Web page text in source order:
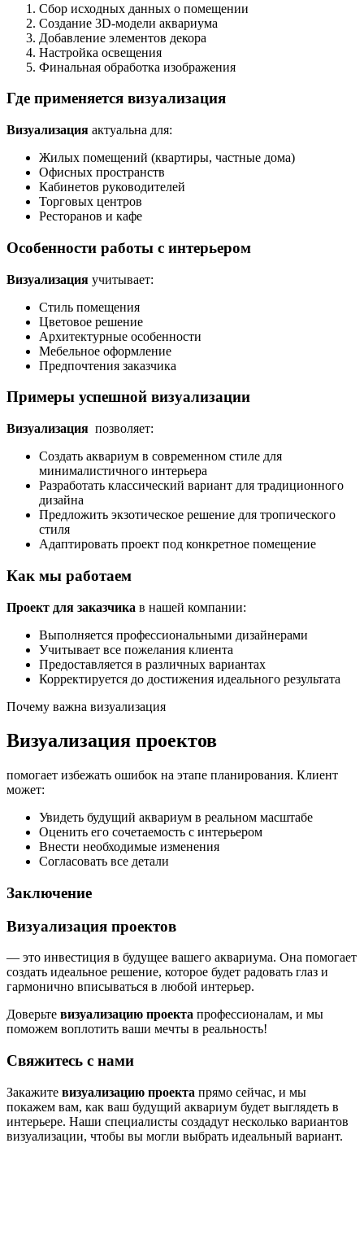
Сбор исходных данных о помещении
Создание 3D-модели аквариума
Добавление элементов декора
Настройка освещения
Финальная обработка изображения
Где применяется визуализация
Визуализация актуальна для:
Жилых помещений (квартиры, частные дома)
Офисных пространств
Кабинетов руководителей
Торговых центров
Ресторанов и кафе
Особенности работы с интерьером
Визуализация учитывает:
Стиль помещения
Цветовое решение
Архитектурные особенности
Мебельное оформление
Предпочтения заказчика
Примеры успешной визуализации
Визуализация позволяет:
Создать аквариум в современном стиле для
минималистичного интерьера
Разработать классический вариант для традиционного
дизайна
Предложить экзотическое решение для тропического
стиля
Адаптировать проект под конкретное помещение
Как мы работаем
Проект для заказчика в нашей компании:
Выполняется профессиональными дизайнерами
Учитывает все пожелания клиента
Предоставляется в различных вариантах
Корректируется до достижения идеального результата
Почему важна визуализация
Визуализация проектов
помогает избежать ошибок на этапе планирования. Клиент
может:
Увидеть будущий аквариум в реальном масштабе
Оценить его сочетаемость с интерьером
Внести необходимые изменения
Согласовать все детали
Заключение
Визуализация проектов
— это инвестиция в будущее вашего аквариума. Она помогает
создать идеальное решение, которое будет радовать глаз и
гармонично вписываться в любой интерьер.
Доверьте визуализацию проекта профессионалам, и мы
поможем воплотить ваши мечты в реальность!
Свяжитесь с нами
Закажите визуализацию проекта прямо сейчас, и мы
покажем вам, как ваш будущий аквариум будет выглядеть в
интерьере. Наши специалисты создадут несколько вариантов
визуализации, чтобы вы могли выбрать идеальный вариант.